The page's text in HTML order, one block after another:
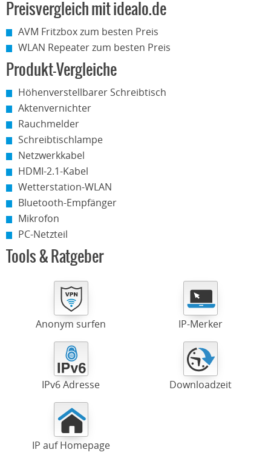
Preisvergleich mit idealo.de
AVM Fritzbox zum besten Preis
WLAN Repeater zum besten Preis
Produkt-Vergleiche
Höhenverstellbarer Schreibtisch
Aktenvernichter
Rauchmelder
Schreibtischlampe
Netzwerkkabel
HDMI-2.1-Kabel
Wetterstation-WLAN
Bluetooth-Empfänger
Mikrofon
PC-Netzteil
Tools & Ratgeber
Anonym surfen IP-Merker
IPv6 Adresse Downloadzeit
IP auf Homepage